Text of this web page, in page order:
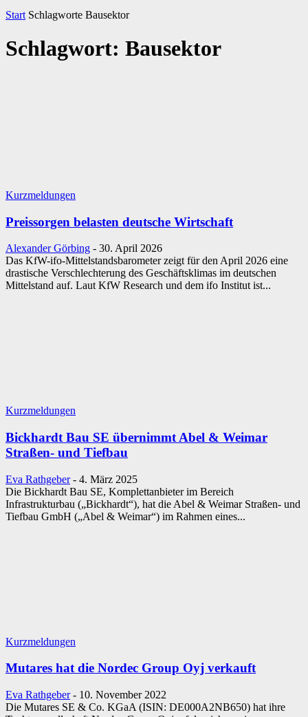
Start Schlagworte Bausektor
Schlagwort: Bausektor
Kurzmeldungen
Preissorgen belasten deutsche Wirtschaft
Alexander Görbing - 30. April 2026
Das KfW-ifo-Mittelstandsbarometer zeigt für den April 2026 eine
drastische Verschlechterung des Geschäftsklimas im deutschen
Mittelstand auf. Laut KfW Research und dem ifo Institut ist...
Kurzmeldungen
Bickhardt Bau SE übernimmt Abel & Weimar
Straßen- und Tiefbau
Eva Rathgeber - 4. März 2025
Die Bickhardt Bau SE, Komplettanbieter im Bereich
Infrastrukturbau („Bickhardt“), hat die Abel & Weimar Straßen- und
Tiefbau GmbH („Abel & Weimar“) im Rahmen eines...
Kurzmeldungen
Mutares hat die Nordec Group Oyj verkauft
Eva Rathgeber - 10. November 2022
Die Mutares SE & Co. KGaA (ISIN: DE000A2NB650) hat ihre